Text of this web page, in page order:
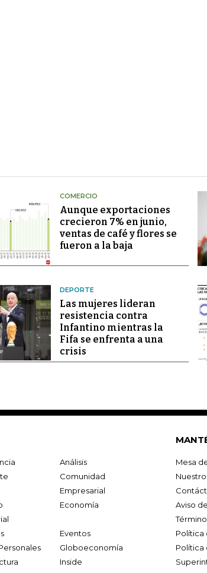
COMERCIO
Aunque exportaciones
crecieron 7% en junio,
ventas de café y flores se
fueron a la baja
DEPORTE
Las mujeres lideran
resistencia contra
Infantino mientras la
Fifa se enfrenta a una
crisis
Análisis
Comunidad
Empresarial
Economía
Eventos
Globoeconomía
Inside
Mesa
Aviso
Política
Política